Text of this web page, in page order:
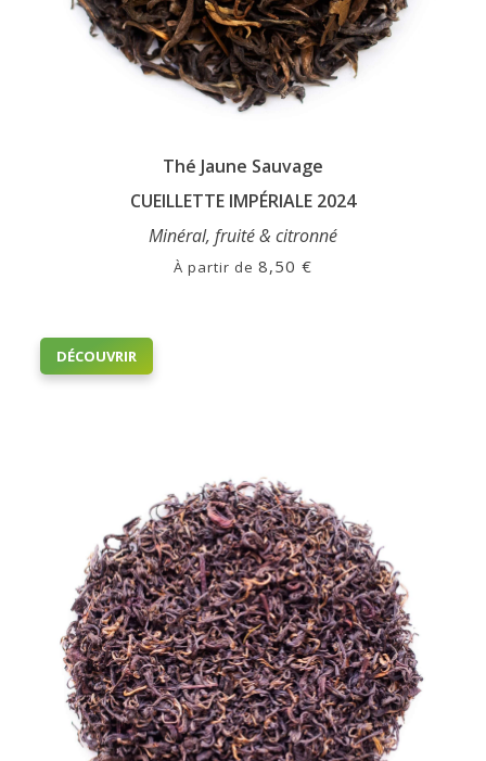
Thé Jaune Sauvage
CUEILLETTE IMPÉRIALE 2024
Minéral, fruité & citronné
À partir de 8,50 €
DÉCOUVRIR
options
peuvent
être
choisies
sur
la
page
du
produit